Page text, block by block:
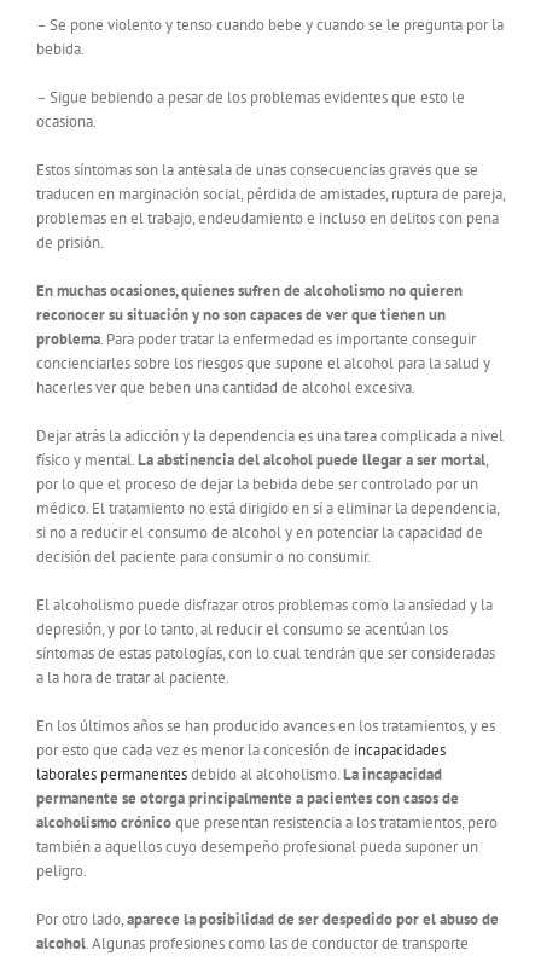
– Se pone violento y tenso cuando bebe y cuando se le pregunta por la
bebida.
– Sigue bebiendo a pesar de los problemas evidentes que esto le
ocasiona.
Estos síntomas son la antesala de unas consecuencias graves que se
traducen en marginación social, pérdida de amistades, ruptura de pareja,
problemas en el trabajo, endeudamiento e incluso en delitos con pena
de prisión.
En muchas ocasiones, quienes sufren de alcoholismo no quieren
reconocer su situación y no son capaces de ver que tienen un
problema. Para poder tratar la enfermedad es importante conseguir
concienciarles sobre los riesgos que supone el alcohol para la salud y
hacerles ver que beben una cantidad de alcohol excesiva.
Dejar atrás la adicción y la dependencia es una tarea complicada a nivel
físico y mental.La abstinencia del alcohol puede llegar a ser mortal,
por lo que el proceso de dejar la bebida debe ser controlado por un
médico. El tratamiento no está dirigido en sí a eliminar la dependencia,
si no a reducir el consumo de alcohol y en potenciar la capacidad de
decisión del paciente para consumir o no consumir.
El alcoholismo puede disfrazar otros problemas como la ansiedad y la
depresión, y por lo tanto, al reducir el consumo se acentúan los
síntomas de estas patologías, con lo cual tendrán que ser consideradas
a la hora de tratar al paciente.
En los últimos años se han producido avances en los tratamientos, y es
por esto que cada vez es menor la concesión de incapacidades
laborales permanentesdebido al alcoholismo.La incapacidad
permanente se otorga principalmente a pacientes con casos de
alcoholismo crónicoque presentan resistencia a los tratamientos, pero
también a aquellos cuyo desempeño profesional pueda suponer un
peligro.
Por otro lado,aparece la posibilidad de ser despedido por el abuso de
alcohol. Algunas profesiones como las de conductor de transporte